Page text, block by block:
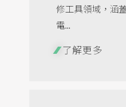
修工具領域，涵
電...
了解更多